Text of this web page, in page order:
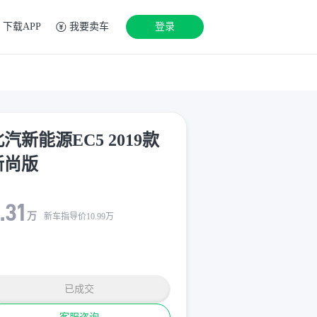
下载APP 我要卖车 登录
汽新能源EC5 2019款
尚版
万 新车指导价10.99万
已成交